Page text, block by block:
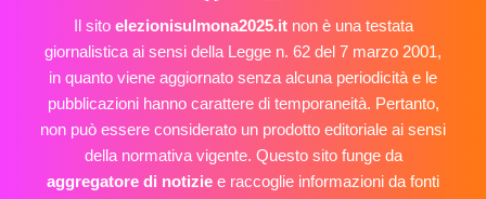
Il sito elezionisulmona2025.itnon è una testata
giornalistica ai sensi della Legge n. 62 del 7 marzo 2001,
in quanto viene aggiornato senza alcuna periodicità e le
pubblicazioni hanno carattere di temporaneità. Pertanto,
non può essere considerato un prodotto editoriale ai sensi
della normativa vigente. Questo sito funge da
aggregatore di notizie e raccoglie informazioni da fonti